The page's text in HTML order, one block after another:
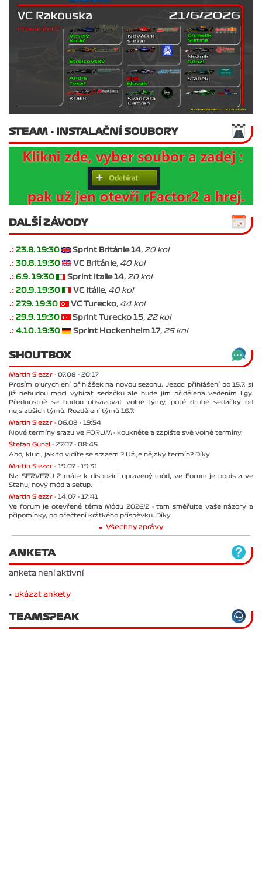
STEAM - INSTALAČNÍ SOUBORY
DALŠÍ ZÁVODY
.: 23.8. 19:30 Sprint Británie 14, 20 kol
.: 30.8. 19:30 VC Británie, 40 kol
.: 6.9. 19:30 Sprint Italie 14, 20 kol
.: 20.9. 19:30 VC Itálie, 40 kol
.: 27.9. 19:30 VC Turecko, 44 kol
.: 29.9. 19:30 Sprint Turecko 15, 22 kol
.: 4.10. 19:30 Sprint Hockenheim 17, 25 kol
SHOUTBOX
Martin Slezar - 07.08 - 20:17
Prosím o urychlení přihlášek na novou sezonu. Jezdci přihlášení po 15.7. si
již nebudou moci vybírat sedačku ale bude jim přidělena vedením ligy.
Přednostně se budou obsazovat volné týmy, poté druhé sedačky od
nejslabších týmů. Rozdělení týmů 16.7.
Martin Slezar - 06.08 - 19:54
Nové termíny srazu ve FORUM - koukněte a zapište své volné termíny.
Štefan Günzl - 27.07 - 08:45
Ahoj kluci, jak to vidíte se srazem ? Už je nějaký termín? Díky
Martin Slezar - 19.07 - 19:31
Na SERVERU 2 máte k dispozici upravený mód, ve Forum je popis a ve
Stahuj nový mód a setup.
Martin Slezar - 14.07 - 17:41
Ve forum je otevřené téma Módu 2026/2 - tam směřujte vaše názory a
připomínky, po přečtení krátkého příspěvku. Díky
Všechny zprávy
ANKETA
anketa není aktivní
• ukázat ankety
TEAMSPEAK